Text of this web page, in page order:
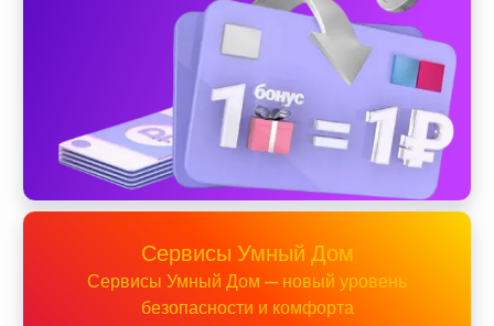
Сервисы Умный Дом
Сервисы Умный Дом — новый уровень
безопасности и комфорта